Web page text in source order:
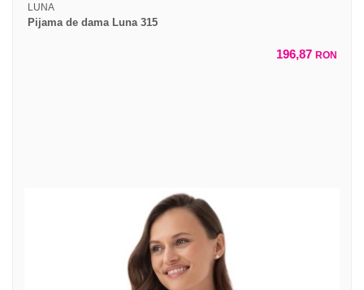
LUNA
Pijama de dama Luna 315
196,87 RON